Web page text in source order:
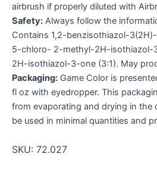
airbrush if properly diluted with
Safety: Always follow the
Contains 1,2-benzisothiazol-
5-chloro- 2-methyl-2H-isothiazol-
2H-isothiazol-3-one (3:1). May
Packaging: Game Color is
fl oz with eyedropper. This
from evaporating and drying in the
be used in minimal quantities and
SKU: 72.027